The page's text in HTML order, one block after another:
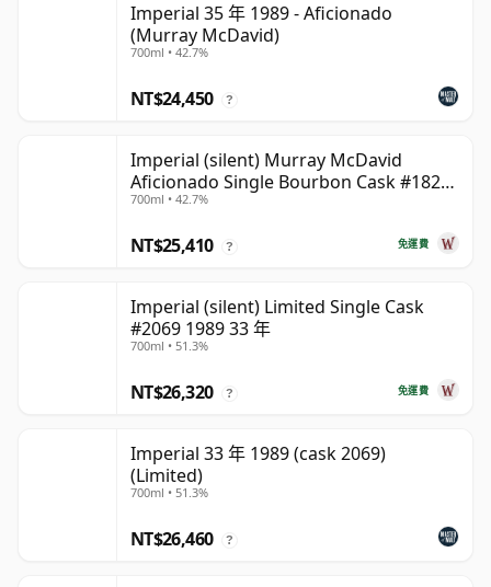
Imperial 35 年 1989 - Aficionado
(Murray McDavid)
700ml • 42.7%
NT$24,450 ?
Imperial (silent) Murray McDavid
Aficionado Single Bourbon Cask #182
1989 35 年
700ml • 42.7%
免運費
NT$25,410 ?
Imperial (silent) Limited Single Cask
#2069 1989 33 年
700ml • 51.3%
免運費
NT$26,320 ?
Imperial 33 年 1989 (cask 2069)
(Limited)
700ml • 51.3%
NT$26,460 ?